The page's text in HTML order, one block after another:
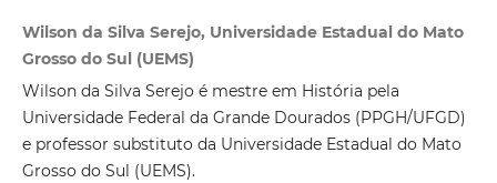
Wilson da Silva Serejo, Universidade Estadual do Mato
Grosso do Sul (UEMS)
Wilson da Silva Serejo é mestre em História pela
Universidade Federal da Grande Dourados (PPGH/UFGD)
e professor substituto da Universidade Estadual do Mato
Grosso do Sul (UEMS).